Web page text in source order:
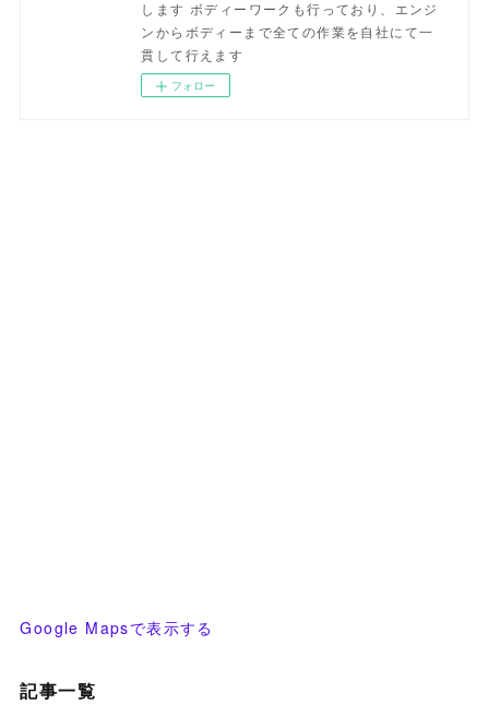
します ボディーワークも行っており、エンジ
ンからボディーまで全ての作業を自社にて一
貫して行えます
フォロー
Google Mapsで表示する
記事一覧